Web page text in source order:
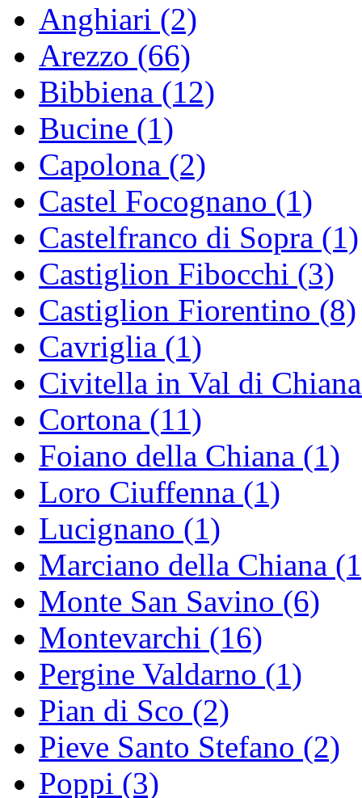
Anghiari (2)
Arezzo (66)
Bibbiena (12)
Bucine (1)
Capolona (2)
Castel Focognano (1)
Castelfranco di Sopra (1)
Castiglion Fibocchi (3)
Castiglion Fiorentino (8)
Cavriglia (1)
Civitella in Val di
Cortona (11)
Foiano della Chiana (1)
Loro Ciuffenna (1)
Lucignano (1)
Marciano della Chiana
Monte San Savino (6)
Montevarchi (16)
Pergine Valdarno (1)
Pian di Sco (2)
Pieve Santo Stefano (2)
Poppi (3)